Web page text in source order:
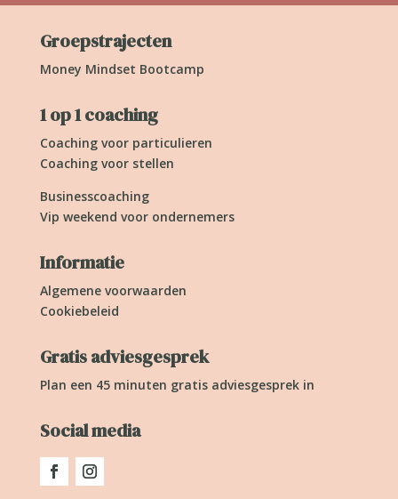
Groepstrajecten
Money Mindset Bootcamp
1 op 1 coaching
Coaching voor particulieren
Coaching voor stellen
Businesscoaching
Vip weekend voor ondernemers
Informatie
Algemene voorwaarden
Cookiebeleid
Gratis adviesgesprek
Plan een 45 minuten gratis adviesgesprek in
Social media